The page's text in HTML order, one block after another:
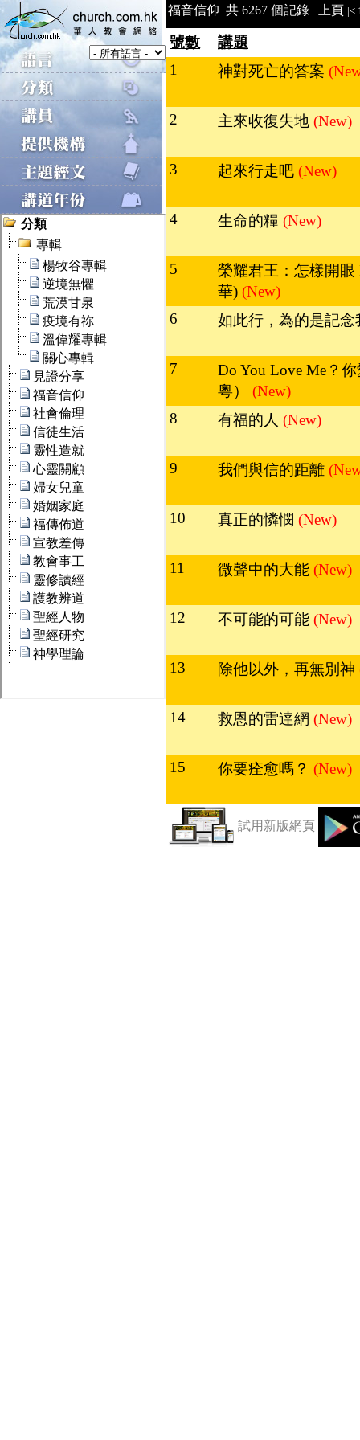
福音信仰 共 6267 個記錄 | 上頁 |<
號數
講題
1
神對死亡的答案
2 主來收復失地 (New)
3 起來行走吧 (New)
4 生命的糧 (New)
5
榮耀君王：怎樣開眼
華) (New)
6
如此行，為的是記
7
Do You Love Me？
粵） (New)
8
有福的人 (New)
9 我們與信的距離
10 真正的憐憫 (New)
11 微聲中的大能 (New)
12 不可能的可能 (New)
13 除他以外，再無別神
14 救恩的雷達網 (New)
15 你要痊愈嗎？ (New)
試用新版網頁